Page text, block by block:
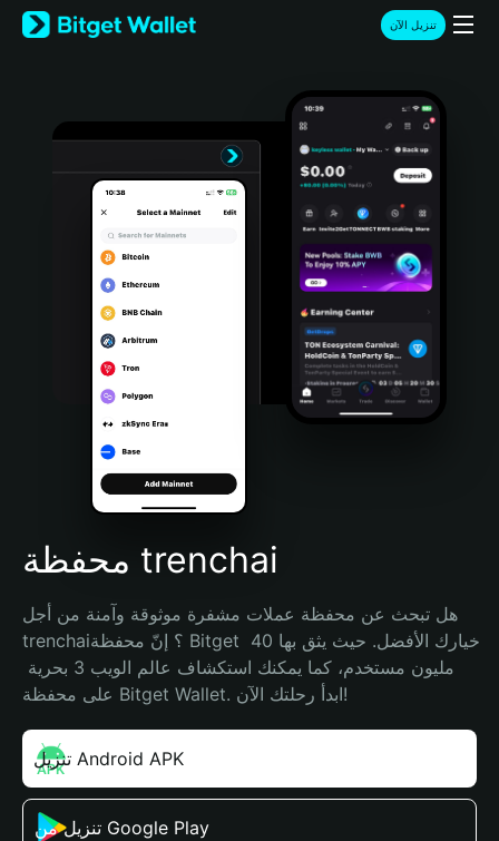
English
日本語
Türkçe
Português (Portugal)
Bahasa Indonesia
Português (Brasil)
Español (Argentina)
تنزيل الآن
محفظة trenchai
هل تبحث عن محفظة عملات مشفرة موثوقة وآمنة من أجل
trenchai؟ إنّ محفظة Bitget خيارك الأفضل. حيث يثق بها 40
على محفظة Bitget Wallet. ابدأ رحلتك الآن!
تنزيل Android APK
تنزيل من Google Play